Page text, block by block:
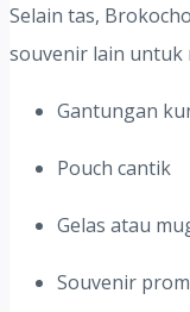
Selain tas,
souvenir lain untuk
Gantungan
Pouch cantik
Gelas atau
Souvenir